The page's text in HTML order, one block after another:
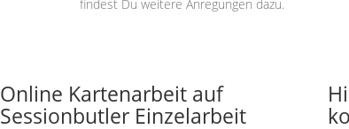
findest Du weitere Anregungen dazu.
Online Kartenarbeit auf
Sessionbutler Einzelarbeit